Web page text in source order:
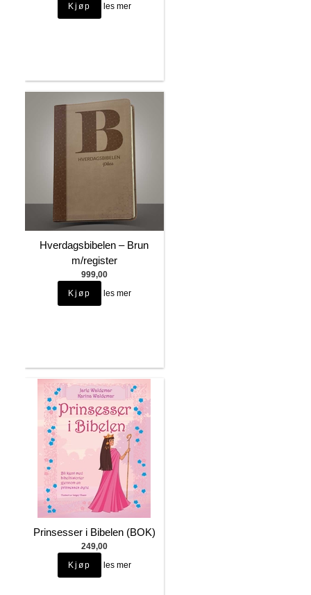
les mer
Hverdagsbibelen – Brun
m/register
999,00
les mer
Prinsesser i Bibelen (BOK)
249,00
les mer